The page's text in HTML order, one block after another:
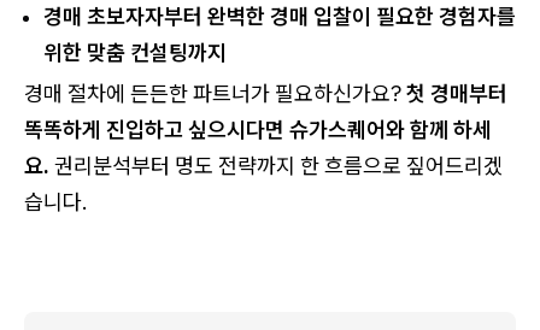
경매 초보자자부터 완벽한 경매 입찰이 필요한 경험자를
위한 맞춤 컨설팅까지
경매 절차에 든든한 파트너가 필요하신가요?첫 경매부터
똑똑하게 진입하고 싶으시다면 슈가스퀘어와 함께 하세
요. 권리분석부터 명도 전략까지 한 흐름으로 짚어드리겠
습니다.